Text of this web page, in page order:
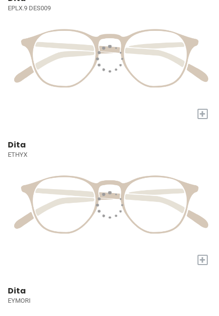
EPLX.9 DES009
+
Dita
ETHYX
+
Dita
EYMORI